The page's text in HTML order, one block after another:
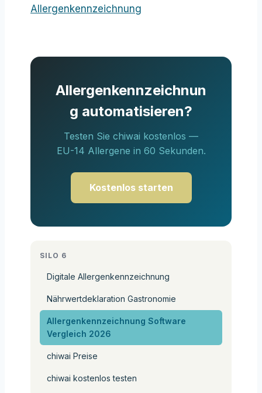
Allergenkennzeichnung
Allergenkennzeichnun
g automatisieren?
Testen Sie chiwai kostenlos —
EU-14 Allergene in 60 Sekunden.
Kostenlos starten
SILO 6
Digitale Allergenkennzeichnung
Nährwertdeklaration Gastronomie
Allergenkennzeichnung Software
Vergleich 2026
chiwai Preise
chiwai kostenlos testen